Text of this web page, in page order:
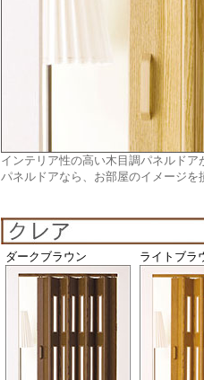
インテリア性の高い木目調パネルドア
パネルドアなら、お部屋のイメージを
ダークブラウン ライトブラ